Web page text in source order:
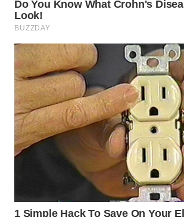
CIREBON
WN
INDRAMAYU
WN
KUNINGAN
WN
MAJALENGKA
WN